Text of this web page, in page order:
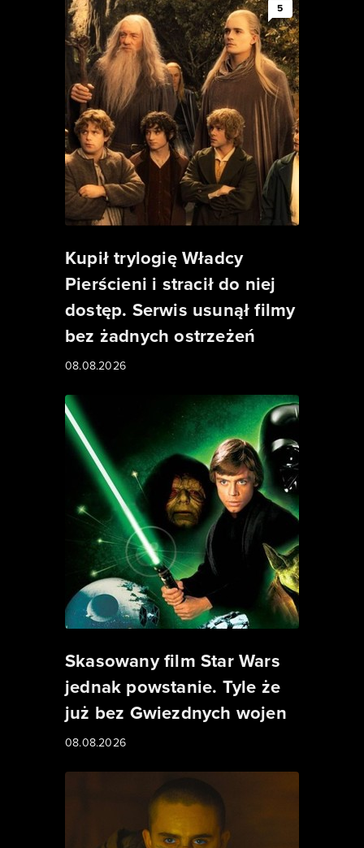
5
Kupił trylogię Władcy
Pierścieni i stracił do niej
dostęp. Serwis usunął filmy
bez żadnych ostrzeżeń
08.08.2026
Skasowany film Star Wars
jednak powstanie. Tyle że
już bez Gwiezdnych wojen
08.08.2026